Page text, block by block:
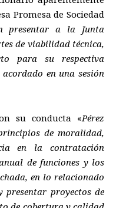
Promesa de Sociedad
presentar a la Junta
de viabilidad técnica,
para su respectiva
en una sesión
su conducta «Pérez
de moralidad,
en la contratación
de funciones y los
en lo relacionado
proyectos de